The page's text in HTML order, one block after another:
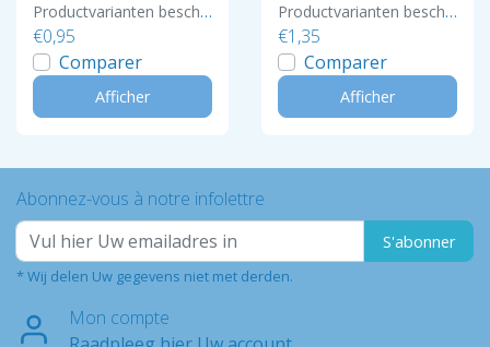
Productvarianten beschikbaar
€0,95
Comparer
Afficher
Productvarianten beschikbaar
€1,35
Comparer
Afficher
Abonnez-vous à notre infolettre
S'abonner
* Wij delen Uw gegevens niet met derden.
Mon compte